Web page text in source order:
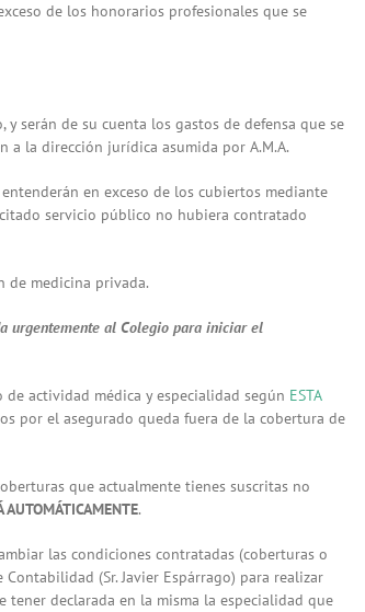
de los honorarios profesionales que se
serán de su cuenta los gastos de defensa que se
a la dirección jurídica asumida por A.M.A.
en exceso de los cubiertos mediante
servicio público no hubiera contratado
de medicina privada.
urgentemente al Colegio para iniciar el
actividad médica y especialidad según ESTA
por el asegurado queda fuera de la cobertura de
que actualmente tienes suscritas no
AUTOMÁTICAMENTE.
las condiciones contratadas (coberturas o
(Sr. Javier Espárrago) para realizar
declarada en la misma la especialidad que